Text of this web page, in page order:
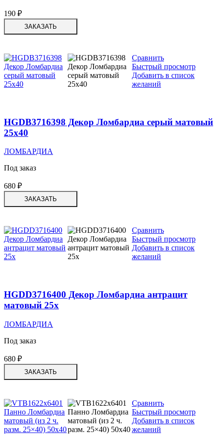
190 ₽
ЗАКАЗАТЬ
Сравнить
Быстрый просмотр
Добавить в список
желаний
HGDB3716398 Декор Ломбардиа серый матовый
25х40
ЛОМБАРДИА
Под заказ
680 ₽
ЗАКАЗАТЬ
Сравнить
Быстрый просмотр
Добавить в список
желаний
HGDD3716400 Декор Ломбардиа антрацит
матовый 25х
ЛОМБАРДИА
Под заказ
680 ₽
ЗАКАЗАТЬ
Сравнить
Быстрый просмотр
Добавить в список
желаний